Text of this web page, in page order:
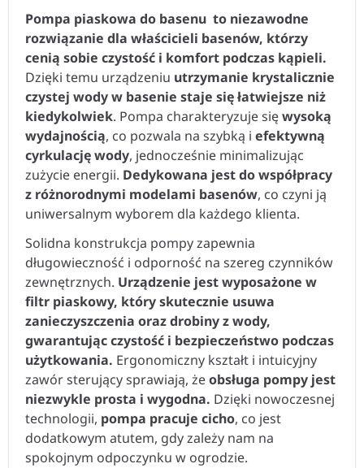
Pompa piaskowa do basenu to niezawodne
rozwiązanie dla właścicieli basenów, którzy
cenią sobie czystość i komfort podczas kąpieli.
Dzięki temu urządzeniu utrzymanie krystalicznie
czystej wody w basenie staje się łatwiejsze niż
kiedykolwiek. Pompa charakteryzuje sięwysoką
wydajnością, co pozwala na szybką i efektywną
cyrkulację wody, jednocześnie minimalizując
zużycie energii. Dedykowana jest do współpracy
z różnorodnymi modelami basenów, co czyni ją
uniwersalnym wyborem dla każdego klienta.
Solidna konstrukcja pompy zapewnia
długowieczność i odporność na szereg czynników
zewnętrznych. Urządzenie jest wyposażone w
filtr piaskowy, który skutecznie usuwa
zanieczyszczenia oraz drobiny z wody,
gwarantując czystość i bezpieczeństwo podczas
użytkowania. Ergonomiczny kształt i intuicyjny
zawór sterujący sprawiają, żeobsługa pompy jest
niezwykle prosta i wygodna. Dzięki nowoczesnej
technologii, pompa pracuje cicho, co jest
dodatkowym atutem, gdy zależy nam na
spokojnym odpoczynku w ogrodzie.